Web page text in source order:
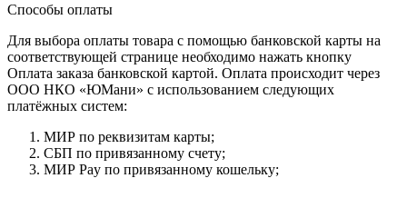
Способы оплаты
Для выбора оплаты товара с помощью банковской карты на
соответствующей странице необходимо нажать кнопку
Оплата заказа банковской картой. Оплата происходит через
ООО НКО «ЮМани» с использованием следующих
платёжных систем:
МИР по реквизитам карты;
СБП по привязанному счету;
МИР Pay по привязанному кошельку;